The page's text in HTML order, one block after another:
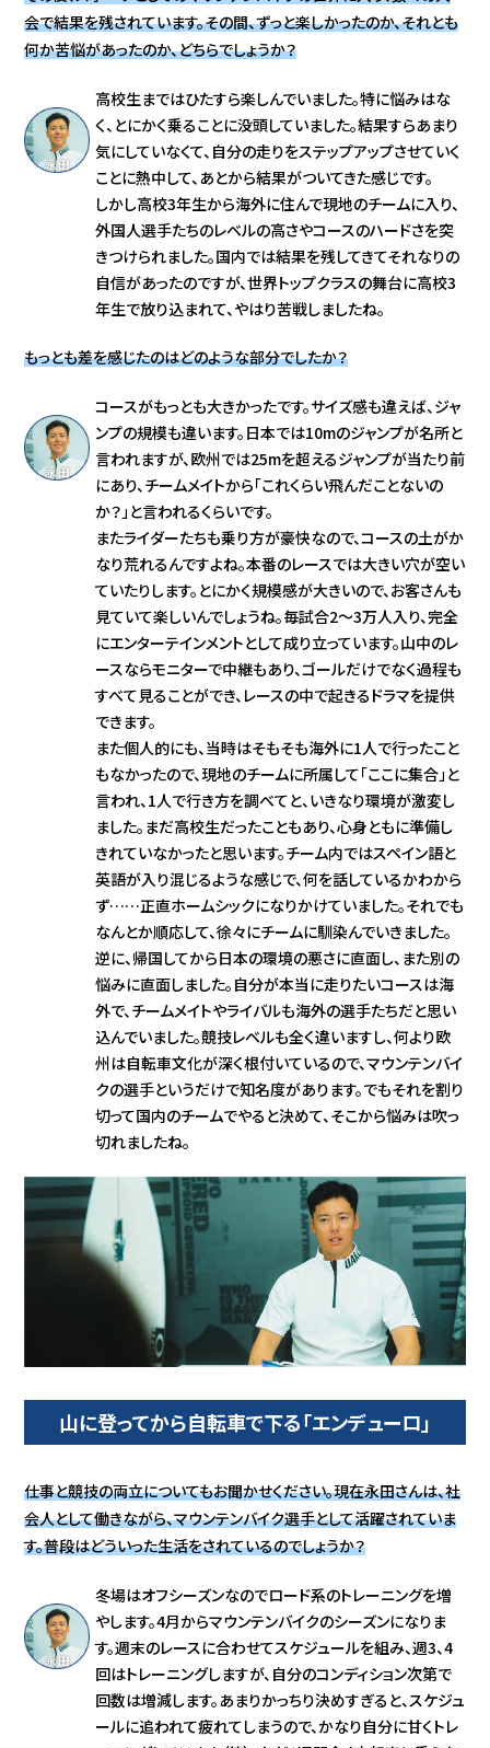
会で結果を残されています。その間、ずっと楽しかったのか、それとも
何か苦悩があったのか、どちらでしょうか？
高校生まではひたすら楽しんでいました。特に悩みはな
く、とにかく乗ることに没頭していました。結果すらあまり
気にしていなくて、自分の走りをステップアップさせていく
ことに熱中して、あとから結果がついてきた感じです。
しかし高校3年生から海外に住んで現地のチームに入り、
外国人選手たちのレベルの高さやコースのハードさを突
きつけられました。国内では結果を残してきてそれなりの
自信があったのですが、世界トップクラスの舞台に高校3
年生で放り込まれて、やはり苦戦しましたね。
もっとも差を感じたのはどのような部分でしたか？
コースがもっとも大きかったです。サイズ感も違えば、ジャ
ンプの規模も違います。日本では10mのジャンプが名所と
言われますが、欧州では25mを超えるジャンプが当たり前
にあり、チームメイトから「これくらい飛んだことないの
か？」と言われるくらいです。
またライダーたちも乗り方が豪快なので、コースの土がか
なり荒れるんですよね。本番のレースでは大きい穴が空い
ていたりします。とにかく規模感が大きいので、お客さんも
見ていて楽しいんでしょうね。毎試合2～3万人入り、完全
にエンターテインメントとして成り立っています。山中のレ
ースならモニターで中継もあり、ゴールだけでなく過程も
すべて見ることができ、レースの中で起きるドラマを提供
できます。
また個人的にも、当時はそもそも海外に1人で行ったこと
もなかったので、現地のチームに所属して「ここに集合」と
言われ、1人で行き方を調べてと、いきなり環境が激変し
ました。まだ高校生だったこともあり、心身ともに準備し
きれていなかったと思います。チーム内ではスペイン語と
英語が入り混じるような感じで、何を話しているかわから
ず……正直ホームシックになりかけていました。それでも
なんとか順応して、徐々にチームに馴染んでいきました。
逆に、帰国してから日本の環境の悪さに直面し、また別の
悩みに直面しました。自分が本当に走りたいコースは海
外で、チームメイトやライバルも海外の選手たちだと思い
込んでいました。競技レベルも全く違いますし、何より欧
州は自転車文化が深く根付いているので、マウンテンバイ
クの選手というだけで知名度があります。でもそれを割り
切って国内のチームでやると決めて、そこから悩みは吹っ
切れましたね。
山に登ってから自転車で下る「エンデューロ」
仕事と競技の両立についてもお聞かせください。現在永田さんは、社
会人として働きながら、マウンテンバイク選手として活躍されていま
す。普段はどういった生活をされているのでしょうか？
冬場はオフシーズンなのでロード系のトレーニングを増
やします。4月からマウンテンバイクのシーズンになりま
す。週末のレースに合わせてスケジュールを組み、週3、4
回はトレーニングしますが、自分のコンディション次第で
回数は増減します。あまりかっちり決めすぎると、スケジュ
ールに追われて疲れてしまうので、かなり自分に甘くトレ